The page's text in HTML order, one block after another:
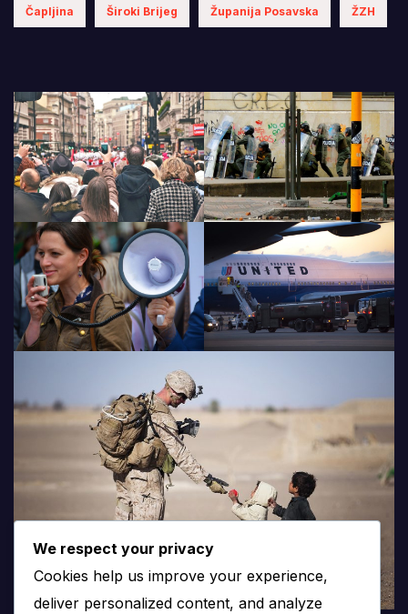
Čapljina Široki Brijeg Županija Posavska ŽZH
We respect your privacy
Cookies help us improve your experience,
deliver personalized content, and analyze